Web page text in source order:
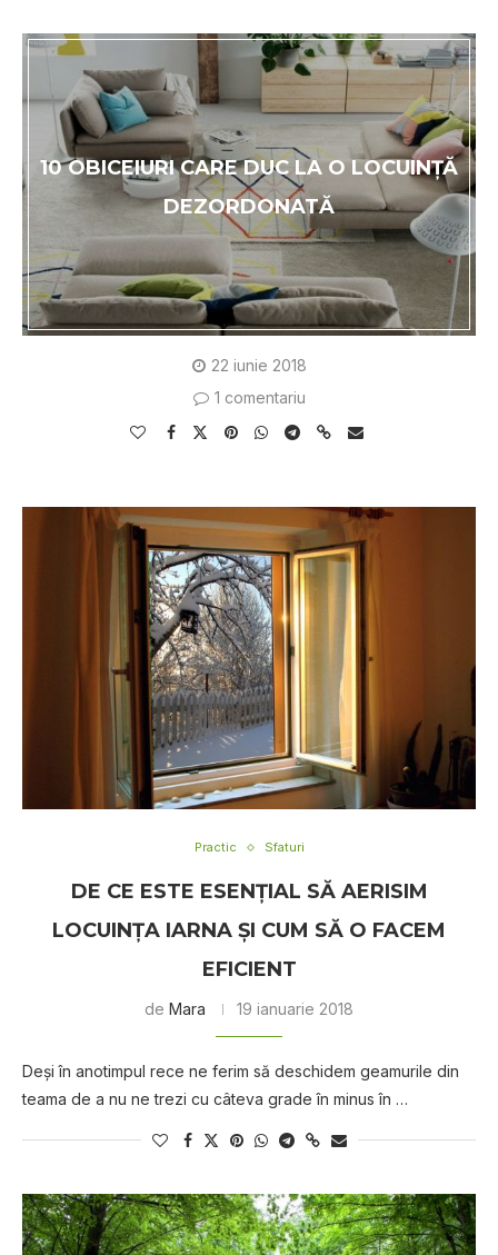
10 OBICEIURI CARE DUC LA O LOCUINŢĂ
DEZORDONATĂ
22 iunie 2018
1 comentariu
Practic Sfaturi
DE CE ESTE ESENȚIAL SĂ AERISIM
LOCUINȚA IARNA ȘI CUM SĂ O FACEM
EFICIENT
de Mara 19 ianuarie 2018
Deşi în anotimpul rece ne ferim să deschidem geamurile din
teama de a nu ne trezi cu câteva grade în minus în …